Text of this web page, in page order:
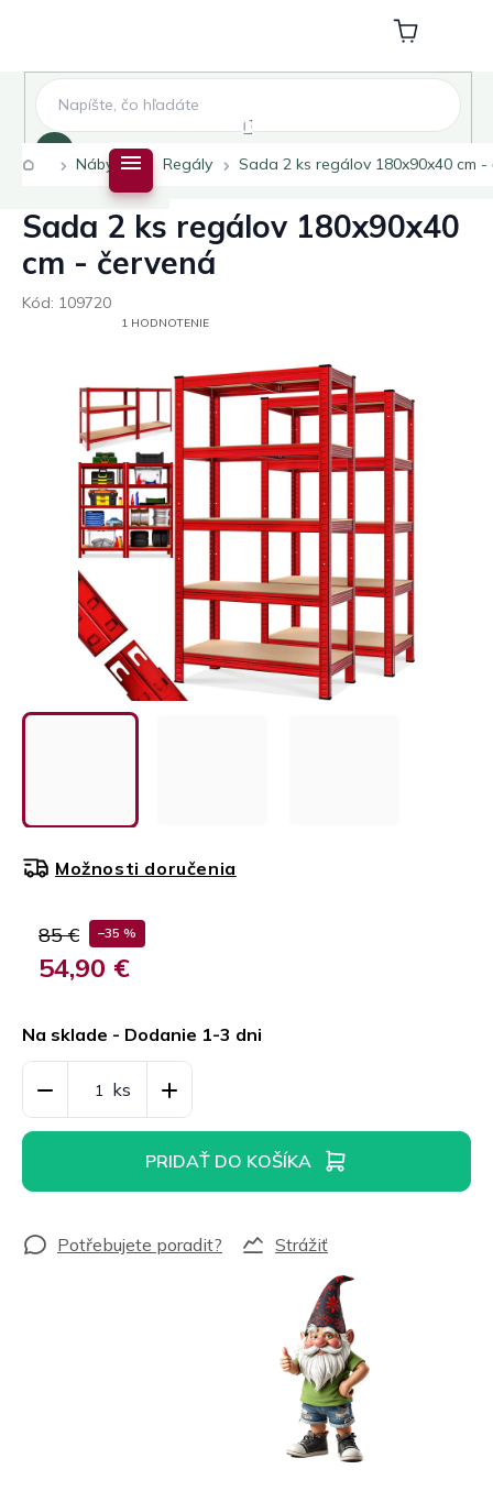
Nákupný
košík
Domov
Nábytok Regály Sada 2 ks regálov 180x90x40 cm -
Sada 2 ks regálov 180x90x40
cm - červená
Kód: 109720
PRIEMERNÉ
HVIEZDIČIEK.
1 HODNOTENIE
85 € –35 %
54,90 €
cena:
Na sklade - Dodanie 1-3 dni
Možnosti doručenia
PRIDAŤ DO KOŠÍKA
Strážiť